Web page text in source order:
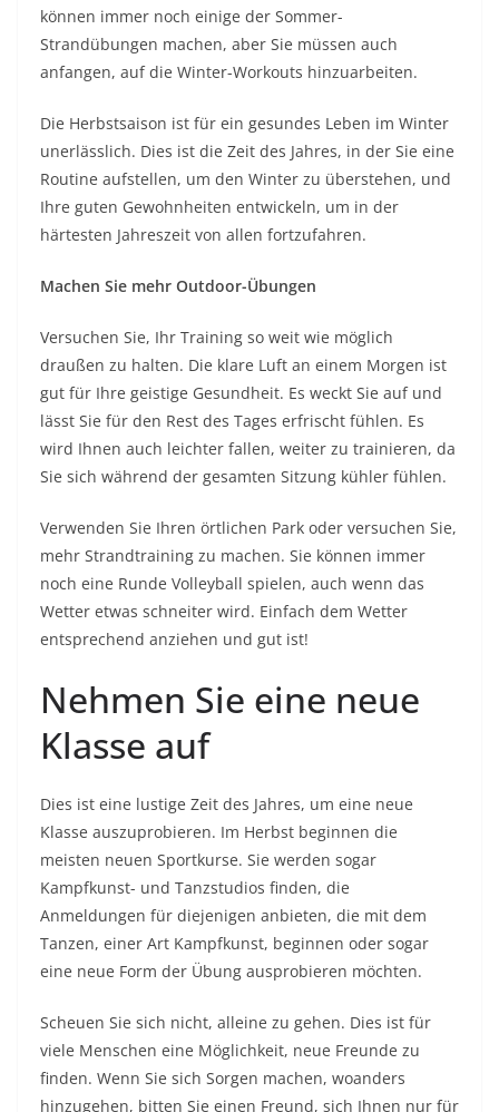
können immer noch einige der Sommer-
Strandübungen machen, aber Sie müssen auch
anfangen, auf die Winter-Workouts hinzuarbeiten.
Die Herbstsaison ist für ein gesundes Leben im Winter
unerlässlich. Dies ist die Zeit des Jahres, in der Sie eine
Routine aufstellen, um den Winter zu überstehen, und
Ihre guten Gewohnheiten entwickeln, um in der
härtesten Jahreszeit von allen fortzufahren.
Machen Sie mehr Outdoor-Übungen
Versuchen Sie, Ihr Training so weit wie möglich
draußen zu halten. Die klare Luft an einem Morgen ist
gut für Ihre geistige Gesundheit. Es weckt Sie auf und
lässt Sie für den Rest des Tages erfrischt fühlen. Es
wird Ihnen auch leichter fallen, weiter zu trainieren, da
Sie sich während der gesamten Sitzung kühler fühlen.
Verwenden Sie Ihren örtlichen Park oder versuchen Sie,
mehr Strandtraining zu machen. Sie können immer
noch eine Runde Volleyball spielen, auch wenn das
Wetter etwas schneiter wird. Einfach dem Wetter
entsprechend anziehen und gut ist!
Nehmen Sie eine neue
Klasse auf
Dies ist eine lustige Zeit des Jahres, um eine neue
Klasse auszuprobieren. Im Herbst beginnen die
meisten neuen Sportkurse. Sie werden sogar
Kampfkunst- und Tanzstudios finden, die
Anmeldungen für diejenigen anbieten, die mit dem
Tanzen, einer Art Kampfkunst, beginnen oder sogar
eine neue Form der Übung ausprobieren möchten.
Scheuen Sie sich nicht, alleine zu gehen. Dies ist für
viele Menschen eine Möglichkeit, neue Freunde zu
finden. Wenn Sie sich Sorgen machen, woanders
hinzugehen, bitten Sie einen Freund, sich Ihnen nur für